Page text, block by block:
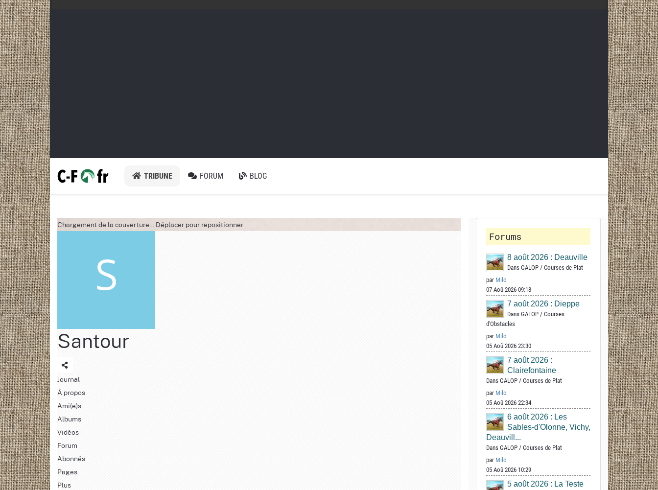
TRIBUNE FORUM BLOG
Chargement de la couverture… Déplacer pour repositionner
Santour
Journal
À propos
Ami(e)s
Albums
Vidéos
Forum
Abonnés
Pages
Plus
Forums
8 août 2026 : Deauville
Dans GALOP / Courses de Plat
par Milo
07 Aoû 2026 09:18
7 août 2026 : Dieppe
Dans GALOP / Courses
d'Obstacles
par Milo
05 Aoû 2026 23:30
7 août 2026 :
Clairefontaine
Dans GALOP / Courses de Plat
par Milo
05 Aoû 2026 22:34
6 août 2026 : Les
Sables-d'Olonne, Vichy,
Deauvill...
Dans GALOP / Courses de Plat
par Milo
05 Aoû 2026 10:29
5 août 2026 : La Teste